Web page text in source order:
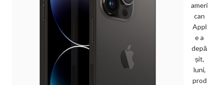
ameri
can
Appl
e a
depă
șit,
luni,
prod